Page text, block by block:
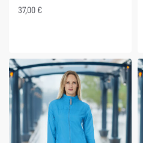
37,00 €